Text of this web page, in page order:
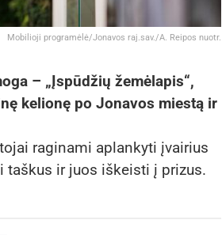
Mobilioji programėlė/Jonavos raj.sav./A. Reipos nuotr.
– „Įspūdžių žemėlapis“,
kelionę po Jonavos miestą ir
raginami aplankyti įvairius
taškus ir juos iškeisti į prizus.